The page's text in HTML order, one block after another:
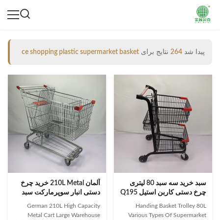
پیدا شد 264 نتایج برای ce shopping plastic supermarket basket
سبد خرید سه سبد 80 لیتری
چرخ دستی کاربن استیل Q195
فلزی سبد خرید
Handing Basket Trolley 80L
Various Types Of Supermarket
آلمان 210L Metal خرید چرخ
دستی انبار سوپرمارکت سبد
خرید گواهینامه SGS
German 210L High Capacity
Metal Cart Large Warehouse